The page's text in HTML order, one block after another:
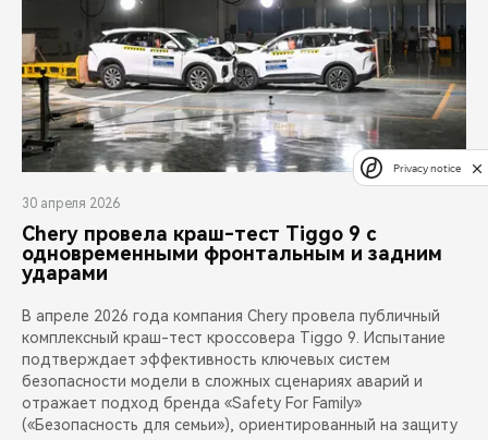
30 апреля 2026
Chery провела краш-тест Tiggo 9 с
одновременными фронтальным и задним
ударами
В апреле 2026 года компания Chery провела публичный
комплексный краш-тест кроссовера Tiggo 9. Испытание
подтверждает эффективность ключевых систем
безопасности модели в сложных сценариях аварий и
отражает подход бренда «Safety For Family»
(«Безопасность для семьи»), ориентированный на защиту
Privacy notice